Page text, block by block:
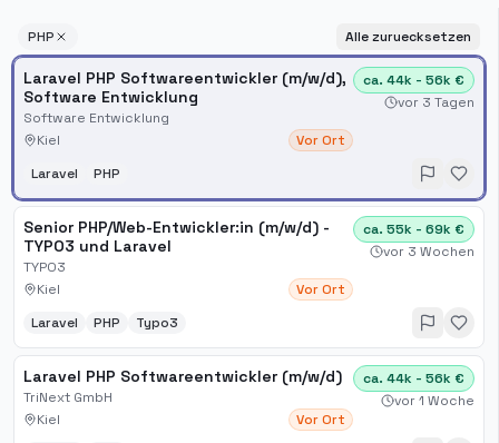
PHP Alle zuruecksetzen
Laravel PHP Softwareentwickler (m/w/d),
Software Entwicklung
Software Entwicklung
Kiel
Vor Ort
ca. 44k - 56k €
vor 3 Tagen
Laravel PHP
Senior PHP/Web-Entwickler:in (m/w/d) -
TYPO3 und Laravel
TYPO3
Kiel
Vor Ort
ca. 55k - 69k €
vor 3 Wochen
Laravel PHP Typo3
Laravel PHP Softwareentwickler (m/w/d)
TriNext GmbH
Kiel
Vor Ort
ca. 44k - 56k €
vor 1 Woche